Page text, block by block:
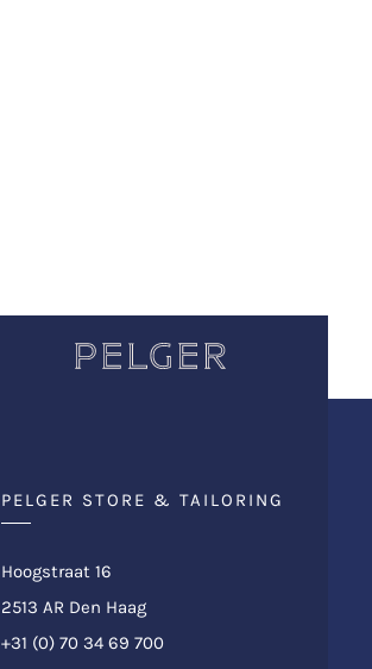
PELGER STORE & TAILORING
Hoogstraat 16
2513 AR Den Haag
+31 (0) 70 34 69 700